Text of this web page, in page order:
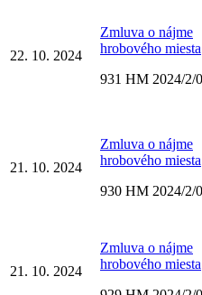
22. 10. 2024
Zmluva o nájme
hrobového miesta
931 HM 2024/2/
21. 10. 2024
Zmluva o nájme
hrobového miesta
930 HM 2024/2/
21. 10. 2024
Zmluva o nájme
hrobového miesta